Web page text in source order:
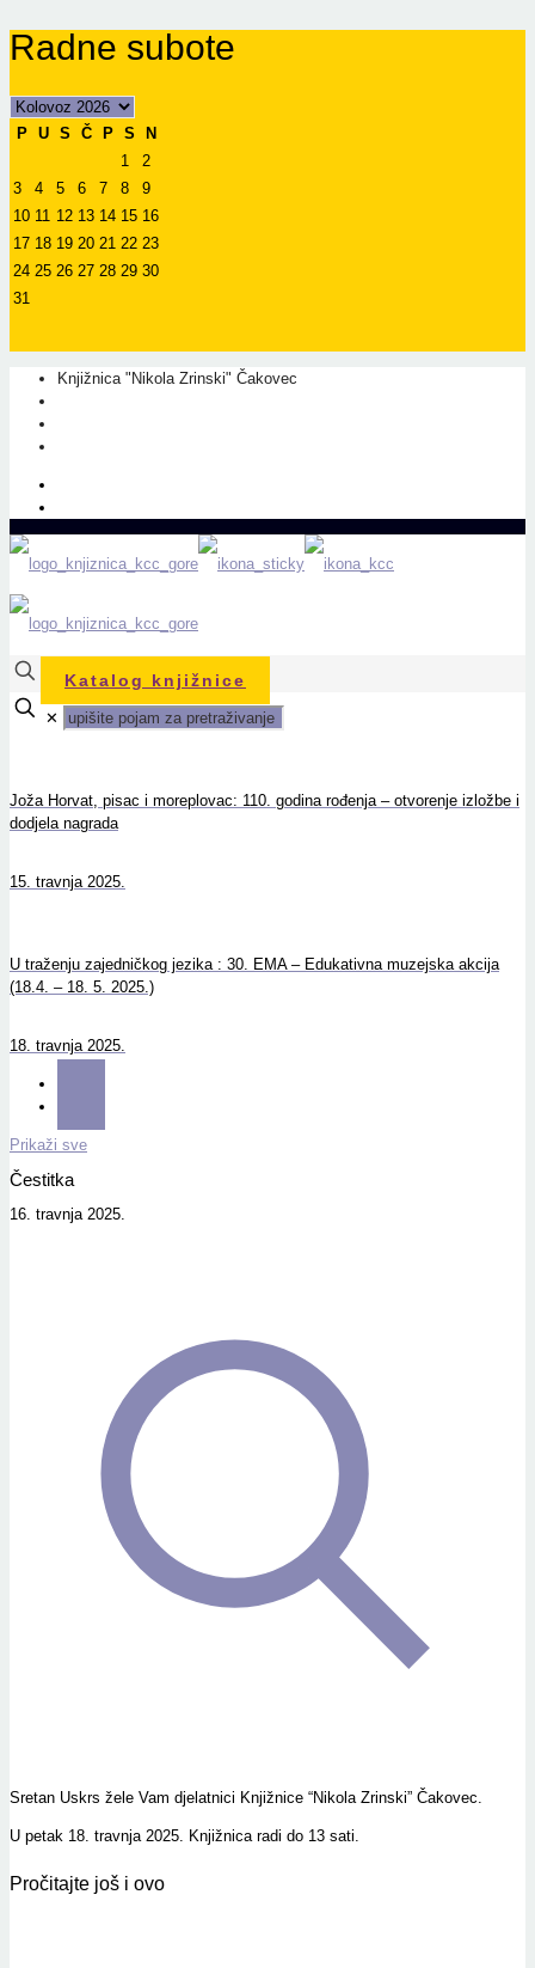
Radne subote
P U S Č P S
N
1
2
3
4 5 6 7 8
9
10 11 12 13 14 15 16
17 18 19 20 21 22 23
24 25 26 27 28 29 30
31
Knjižnica "Nikola Zrinski" Čakovec
Katalog knjižnice
✕
Joža Horvat, pisac i moreplovac: 110. godina rođenja – otvorenje izložbe i
dodjela nagrada
15. travnja 2025.
U traženju zajedničkog jezika : 30. EMA – Edukativna muzejska akcija
(18.4. – 18. 5. 2025.)
18. travnja 2025.
Prikaži sve
Čestitka
16. travnja 2025.
Sretan Uskrs žele Vam djelatnici Knjižnice “Nikola Zrinski” Čakovec.
U petak 18. travnja 2025. Knjižnica radi do 13 sati.
Pročitajte još i ovo